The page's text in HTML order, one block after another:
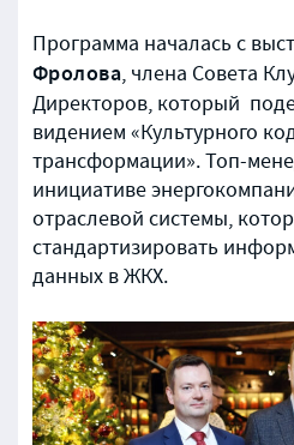
Программа началась с
Фролова, члена Совета
Директоров, который
видением «Культурного
трансформации». Топ-
инициативе
отраслевой системы,
стандартизировать
данных в ЖКХ.